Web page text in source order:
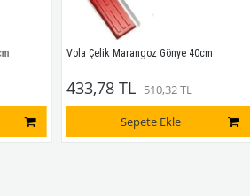
Vola Çelik Marangoz Gönye 40cm
433,78 TL 510,32 TL
Sepete Ekle